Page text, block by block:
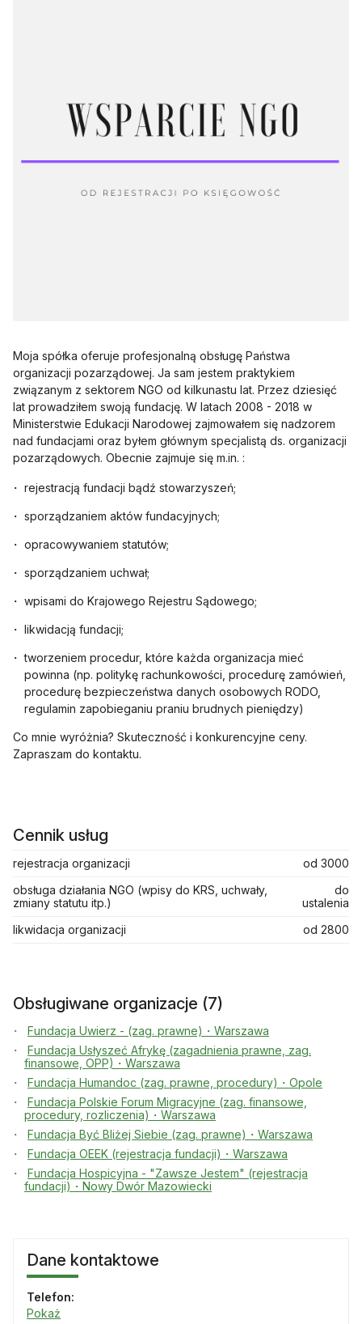
Moja spółka oferuje profesjonalną obsługę Państwa
organizacji pozarządowej. Ja sam jestem praktykiem
związanym z sektorem NGO od kilkunastu lat. Przez dziesięć
lat prowadziłem swoją fundację. W latach 2008 - 2018 w
Ministerstwie Edukacji Narodowej zajmowałem się nadzorem
nad fundacjami oraz byłem głównym specjalistą ds. organizacji
pozarządowych. Obecnie zajmuje się m.in. :
rejestracją fundacji bądź stowarzyszeń;
sporządzaniem aktów fundacyjnych;
opracowywaniem statutów;
sporządzaniem uchwał;
wpisami do Krajowego Rejestru Sądowego;
likwidacją fundacji;
tworzeniem procedur, które każda organizacja mieć
powinna (np. politykę rachunkowości, procedurę zamówień,
procedurę bezpieczeństwa danych osobowych RODO,
regulamin zapobieganiu praniu brudnych pieniędzy)
Co mnie wyróżnia? Skuteczność i konkurencyjne ceny.
Zapraszam do kontaktu.
Cennik usług
rejestracja organizacji
od 3000
obsługa działania NGO (wpisy do KRS, uchwały,
zmiany statutu itp.)
do
ustalenia
likwidacja organizacji
od 2800
Obsługiwane organizacje (7)
Fundacja Uwierz - (zag. prawne)・Warszawa
Fundacja Usłyszeć Afrykę (zagadnienia prawne, zag.
finansowe, OPP)・Warszawa
Fundacja Humandoc (zag. prawne, procedury)・Opole
Fundacja Polskie Forum Migracyjne (zag. finansowe,
procedury, rozliczenia)・Warszawa
Fundacja Być Bliżej Siebie (zag. prawne)・Warszawa
Fundacja OEEK (rejestracja fundacji)・Warszawa
Fundacja Hospicyjna - "Zawsze Jestem" (rejestracja
fundacji)・Nowy Dwór Mazowiecki
Dane kontaktowe
Telefon:
Pokaż